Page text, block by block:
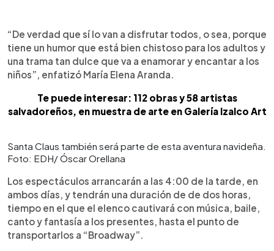
“De verdad que sí lo van a disfrutar todos, o sea, porque
tiene un humor que está bien chistoso para los adultos y
una trama tan dulce que va a enamorar y encantar a los
niños”, enfatizó María Elena Aranda.
Te puede interesar: 112 obras y 58 artistas
salvadoreños, en muestra de arte en Galería Izalco Art
Santa Claus también será parte de esta aventura navideña.
Foto: EDH/ Óscar Orellana
Los espectáculos arrancarán a las 4:00 de la tarde, en
ambos días, y tendrán una duración de de dos horas,
tiempo en el que el elenco cautivará con música, baile,
canto y fantasía a los presentes, hasta el punto de
transportarlos a “Broadway”.